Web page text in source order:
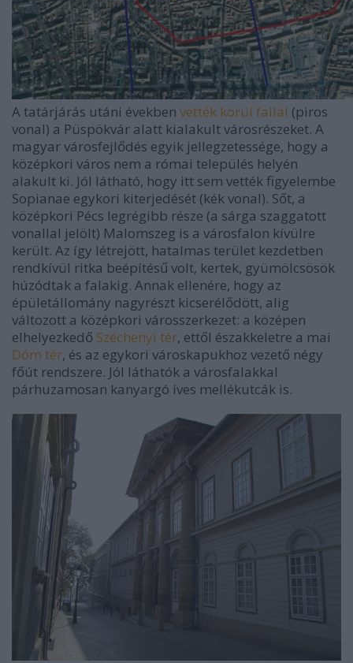
A tatárjárás utáni években vették körül fallal (piros
vonal) a Püspökvár alatt kialakult városrészeket. A
magyar városfejlődés egyik jellegzetessége, hogy a
középkori város nem a római település helyén
alakult ki. Jól látható, hogy itt sem vették figyelembe
Sopianae egykori kiterjedését (kék vonal). Sőt, a
középkori Pécs legrégibb része (a sárga szaggatott
vonallal jelölt) Malomszeg is a városfalon kívülre
került. Az így létrejött, hatalmas terület kezdetben
rendkívül ritka beépítésű volt, kertek, gyümölcsösök
húzódtak a falakig. Annak ellenére, hogy az
épületállomány nagyrészt kicserélődött, alig
változott a középkori városszerkezet: a középen
elhelyezkedő Széchenyi tér, ettől északkeletre a mai
Dóm tér, és az egykori városkapukhoz vezető négy
főút rendszere. Jól láthatók a városfalakkal
párhuzamosan kanyargó íves mellékutcák is.